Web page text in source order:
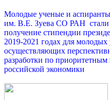
Молодые ученые и
им. В.Е. Зуева СО РАН стали
получение стипендии
2019-2021 годах для
осуществляющих
разработки по
российской экономики